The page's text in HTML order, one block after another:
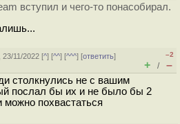
вступил и чего-то понасобирал.
23/11/2022 [^] [^^] [^^^] [ответить]
–2
+ / –
столкнулись не с вашим
послал бы их и не было бы 2
можно похвастаться